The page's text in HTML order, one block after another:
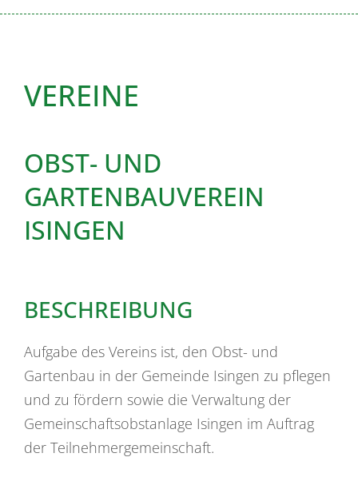
VEREINE
OBST- UND
GARTENBAUVEREIN
ISINGEN
BESCHREIBUNG
Aufgabe des Vereins ist, den Obst- und
Gartenbau in der Gemeinde Isingen zu pflegen
und zu fördern sowie die Verwaltung der
Gemeinschaftsobstanlage Isingen im Auftrag
der Teilnehmergemeinschaft.